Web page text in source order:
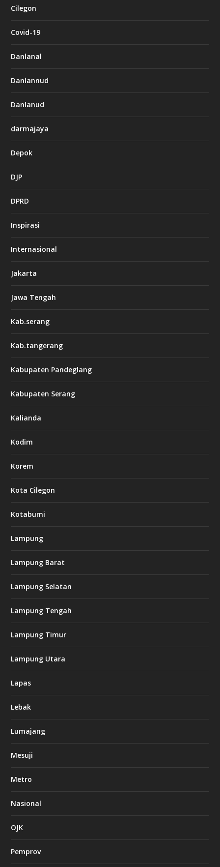
Cilegon
Covid-19
Danlanal
Danlannud
Danlanud
darmajaya
Depok
DJP
DPRD
Inspirasi
Internasional
Jakarta
Jawa Tengah
Kab.serang
Kab.tangerang
Kabupaten Pandeglang
Kabupaten Serang
Kalianda
Kodim
Korem
Kota Cilegon
Kotabumi
Lampung
Lampung Barat
Lampung Selatan
Lampung Tengah
Lampung Timur
Lampung Utara
Lapas
Lebak
Lumajang
Mesuji
Metro
Nasional
OJK
Pemprov